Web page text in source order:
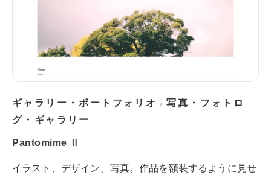
ギャラリー・ポートフォリオ /写真・フォトロ
グ・ギャラリー
Pantomime Ⅱ
イラスト、デザイン、写真。作品を額装するように見せ